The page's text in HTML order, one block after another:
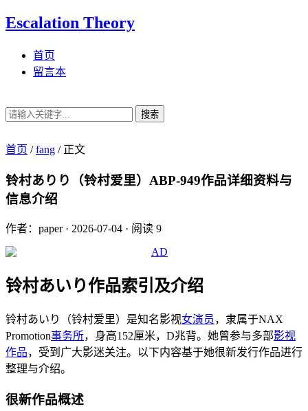
Escalation Theory
首页
留言本
搜索
首页 / fang /正文
铃村ありり（铃村爱里）ABP-949作品详细资料与
信息介绍
作者：paper· 2026-07-04 · 阅读 9
铃村あいり作品索引及介绍
铃村あいり（铃村爱里）是知名影视女演员 ，隶属于NAX
Promotion事务所，身高152厘米，D兆背。她曾参与多部影视
作品，受到广大影迷关注。以下内容基于她很新发行作品进行
整理与介绍。
很新作品概述